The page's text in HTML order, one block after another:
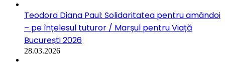
Teodora Diana Paul: Solidaritatea pentru amândoi
– pe înțelesul tuturor / Marșul pentru Viață
București 2026
28.03.2026